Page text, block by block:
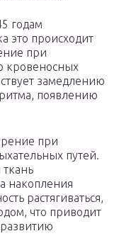
годам
это происходит
при
кровеносных
замедлению
появлению
при
путей.
накопления
растягиваться,
что приводит